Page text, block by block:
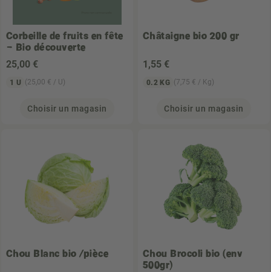
Corbeille de fruits en fête
– Bio découverte
25,00 €
1 U (25,00 € / U)
Choisir un magasin
Châtaigne bio 200 gr
1 ,55 €
0.2 KG (7,75 € / Kg)
Choisir un magasin
Chou Blanc bio /pièce
Chou Brocoli bio (env
500gr)